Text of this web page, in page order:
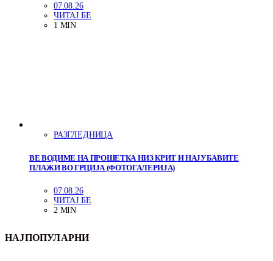
07.08.26
ЧИТАЈ БЕ
1 MIN
РАЗГЛЕДНИЦА
ВЕ ВОДИМЕ НА ПРОШЕТКА НИЗ КРИТ И НАЈУБАВИТЕ
ПЛАЖИ ВО ГРЦИЈА (ФОТОГАЛЕРИЈА)
07.08.26
ЧИТАЈ БЕ
2 MIN
НАЈПОПУЛАРНИ